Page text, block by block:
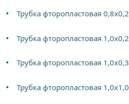
Трубка фторопластовая 0,8х0,2
Трубка фторопластовая 1,0х0,2
Трубка фторопластовая 1,0х0,3
Трубка фторопластовая 1,0х1,0